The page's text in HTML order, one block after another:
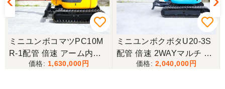
ミニユンボコマツPC10M
R-1配管 倍速 アーム内蔵
ブレーカー 可変脚 ゴムキ
1,630,000
ミニユンボクボタU20-3S
配管 倍速 2WAYマルチ ゴ
ムキャタ仕様！
2,040,000